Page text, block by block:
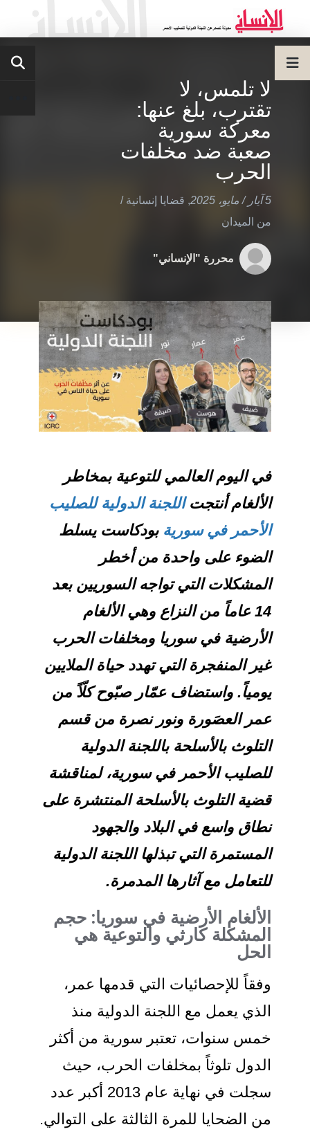
لا تلمس، لا
تقترب، بلغ عنها:
معركة سورية
صعبة ضد مخلفات
الحرب
5 آيار / مايو، 2025 , قضايا إنسانية /
من الميدان
محررة "الإنساني"
في اليوم العالمي للتوعية بمخاطر
الألغام أنتجتاللجنة الدولية للصليب
الأحمر في سورية بودكاست يسلط
الضوء على واحدة من أخطر
المشكلات التي تواجه السوريين بعد
14 عاماً من النزاع وهي الألغام
الأرضية في سوريا ومخلفات الحرب
غير المنفجرة التي تهدد حياة الملايين
يومياً. واستضاف عمّار صبّوح كلّاً من
عمر العصَورة ونور نصرة من قسم
التلوث بالأسلحة باللجنة الدولية
للصليب الأحمر في سورية، لمناقشة
قضية التلوث بالأسلحة المنتشرة على
نطاق واسع في البلاد والجهود
المستمرة التي تبذلها اللجنة الدولية
للتعامل مع آثارها المدمرة.
الألغام الأرضية في سوريا: حجم
المشكلة كارثي والتوعية هي
الحل
وفقاً للإحصائيات التي قدمها عمر،
الذي يعمل مع اللجنة الدولية منذ
خمس سنوات، تعتبر سورية من أكثر
الدول تلوثاً بمخلفات الحرب، حيث
سجلت في نهاية عام 2013 أكبر عدد
من الضحايا للمرة الثالثة على التوالي.